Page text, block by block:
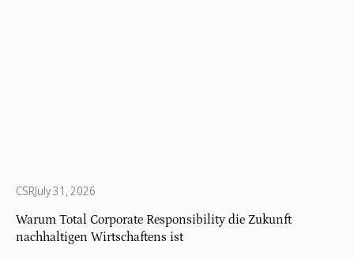
CSRJuly 31, 2026
Warum Total Corporate Responsibility die Zukunft
nachhaltigen Wirtschaftens ist